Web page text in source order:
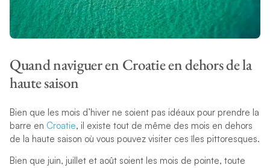
Quand naviguer en Croatie en dehors de la
haute saison
Bien que les mois d’hiver ne soient pas idéaux pour prendre la
barre en Croatie, il existe tout de même des mois en dehors
de la haute saison où vous pouvez visiter ces îles pittoresques.
Bien que juin, juillet et août soient les mois de pointe, toute